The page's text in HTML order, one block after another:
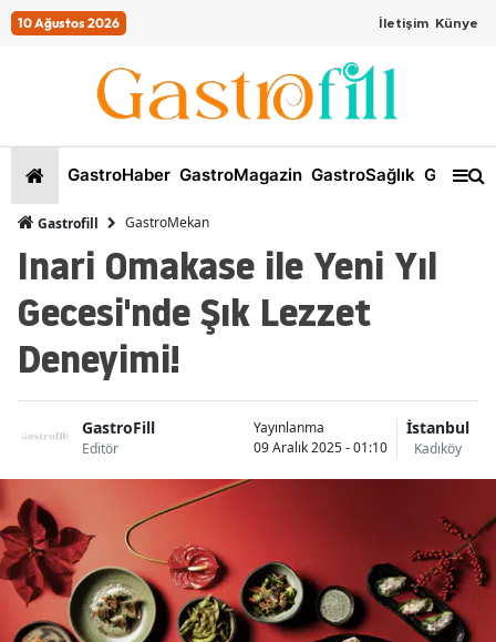
10 Ağustos 2026 İletişim Künye
GastroHaber GastroMagazin GastroSağlık
Gastrofill GastroMekan
Inari Omakase ile Yeni Yıl
Gecesi'nde Şık Lezzet
Deneyimi!
GastroFill
Editör
Yayınlanma
09 Aralık 2025 - 01:10
İstanbul
Kadıköy